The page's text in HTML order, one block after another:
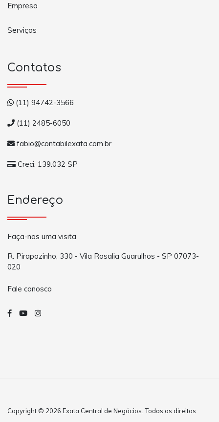
Empresa
Serviços
Contatos
(11) 94742-3566
(11) 2485-6050
fabio@contabilexata.com.br
Creci: 139.032 SP
Endereço
Faça-nos uma visita
R. Pirapozinho, 330 - Vila Rosalia Guarulhos - SP 07073-
020
Fale conosco
Copyright © 2026 Exata Central de Negócios. Todos os direitos